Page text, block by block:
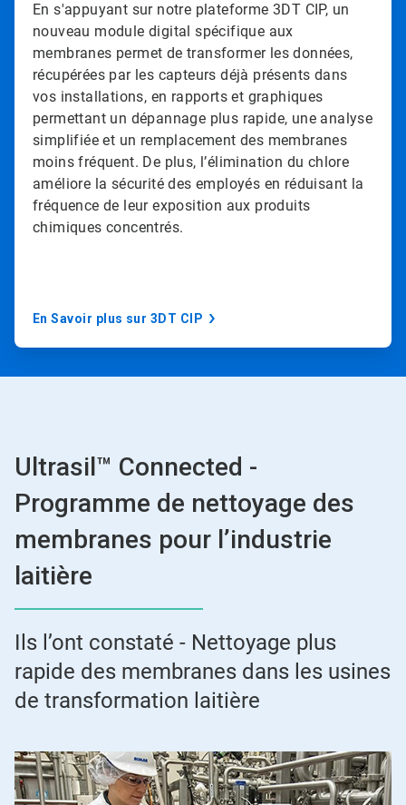
En s'appuyant sur notre plateforme 3DT CIP, un
nouveau module digital spécifique aux
membranes permet de transformer les données,
récupérées par les capteurs déjà présents dans
vos installations, en rapports et graphiques
permettant un dépannage plus rapide, une analyse
simplifiée et un remplacement des membranes
moins fréquent. De plus, l’élimination du chlore
améliore la sécurité des employés en réduisant la
fréquence de leur exposition aux produits
chimiques concentrés.
En Savoir plus sur 3DT CIP
Ultrasil™ Connected -
Programme de nettoyage des
membranes pour l’industrie
laitière
Ils l’ont constaté - Nettoyage plus
rapide des membranes dans les usines
de transformation laitière